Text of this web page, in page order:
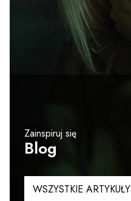
Zainspiruj się
Blog
WSZYSTKIE ARTYKUŁY